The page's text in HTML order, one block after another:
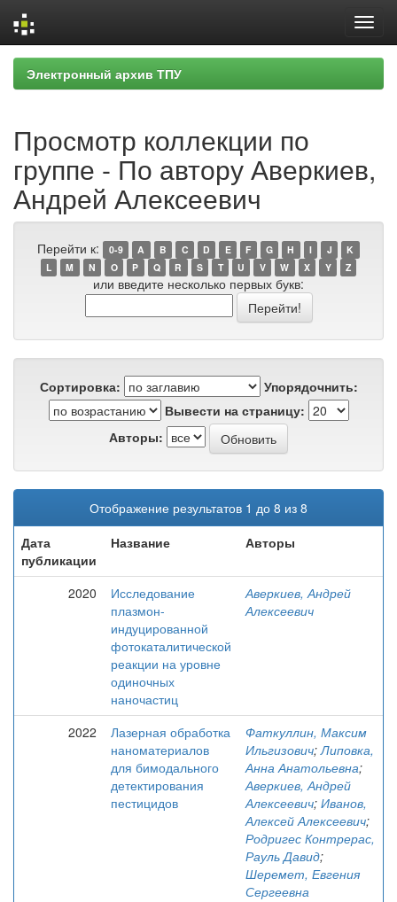
Skip
navigation
Электронный архив ТПУ
Просмотр коллекции по
группе - По автору Аверкиев,
Андрей Алексеевич
Перейти к: 0-9 A B C D E F G H I J
K
L
M N O P Q R S T U V W X Y Z
или введите несколько первых букв:
Сортировка:
Упорядочнить:
Вывести на страницу:
Авторы:
Отображение результатов 1 до 8 из 8
Дата
публикации
Название Авторы
2020
Исследование
плазмон-
индуцированной
фотокаталитической
реакции на уровне
одиночных
наночастиц
Аверкиев, Андрей
Алексеевич
2022
Лазерная обработка
наноматериалов
для бимодального
детектирования
пестицидов
Фаткуллин, Максим
Ильгизович;Липовка,
Анна Анатольевна;
Аверкиев, Андрей
Алексеевич; Иванов,
Алексей Алексеевич;
Родригес Контрерас,
Рауль Давид;
Шеремет, Евгения
Сергеевна